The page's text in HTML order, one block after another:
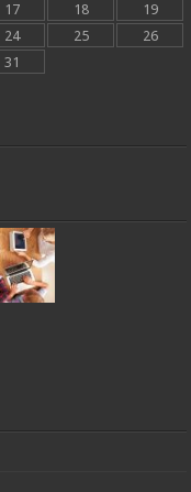
17 18
19
24 25
26
31